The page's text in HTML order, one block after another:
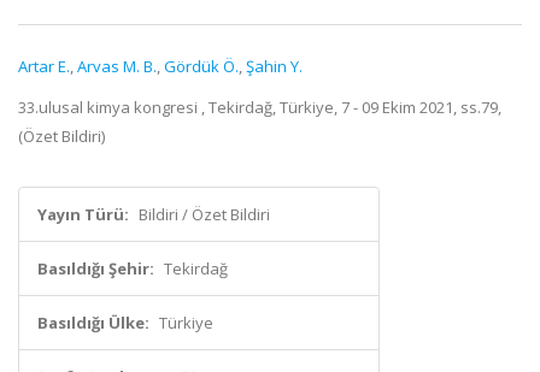
Artar E.,Arvas M. B.,Gördük Ö.,Şahin Y.
33.ulusal kimya kongresi , Tekirdağ, Türkiye, 7 - 09 Ekim 2021, ss.79,
(Özet Bildiri)
Yayın Türü: Bildiri / Özet Bildiri
Basıldığı Şehir: Tekirdağ
Basıldığı Ülke: Türkiye